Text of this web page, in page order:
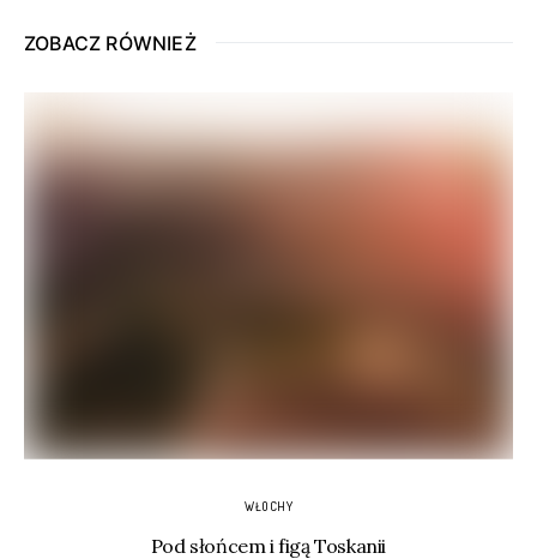
ZOBACZ RÓWNIEŻ
WŁOCHY
Pod słońcem i figą Toskanii